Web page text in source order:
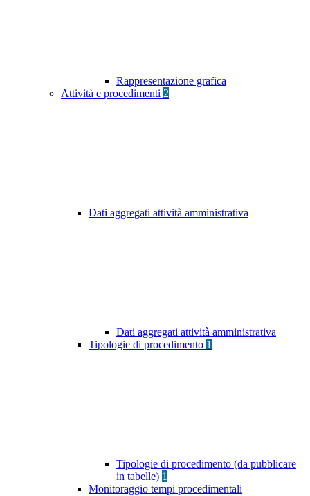
Rappresentazione grafica
Attività e procedimenti 2
Dati aggregati attività amministrativa
Dati aggregati attività amministrativa
Tipologie di procedimento 1
Tipologie di procedimento (da pubblicare
in tabelle) 1
Monitoraggio tempi procedimentali